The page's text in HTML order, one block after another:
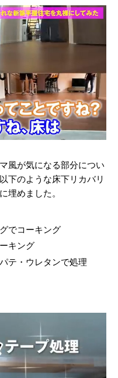
風が気になる部分につい
下のような床下リカバリ
埋めました。
でコーキング
キング
テ・ウレタンで処理